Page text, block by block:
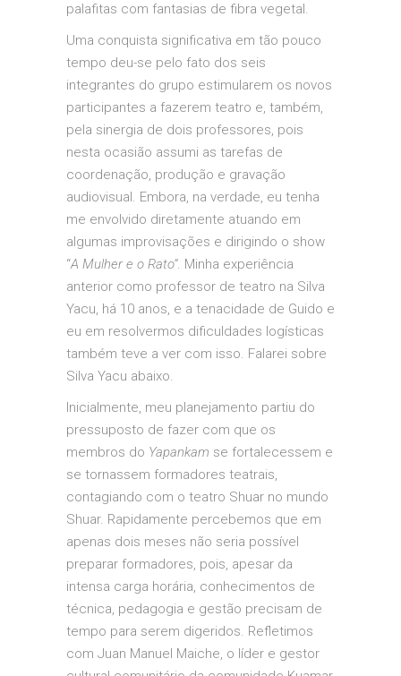
palafitas com fantasias de fibra vegetal.
Uma conquista significativa em tão pouco
tempo deu-se pelo fato dos seis
integrantes do grupo estimularem os novos
participantes a fazerem teatro e, também,
pela sinergia de dois professores, pois
nesta ocasião assumi as tarefas de
coordenação, produção e gravação
audiovisual. Embora, na verdade, eu tenha
me envolvido diretamente atuando em
algumas improvisações e dirigindo o show
“A Mulher e o Rato”. Minha experiência
anterior como professor de teatro na Silva
Yacu, há 10 anos, e a tenacidade de Guido e
eu em resolvermos dificuldades logísticas
também teve a ver com isso. Falarei sobre
Silva Yacu abaixo.
Inicialmente, meu planejamento partiu do
pressuposto de fazer com que os
membros do Yapankam se fortalecessem e
se tornassem formadores teatrais,
contagiando com o teatro Shuar no mundo
Shuar. Rapidamente percebemos que em
apenas dois meses não seria possível
preparar formadores, pois, apesar da
intensa carga horária, conhecimentos de
técnica, pedagogia e gestão precisam de
tempo para serem digeridos. Refletimos
com Juan Manuel Maiche, o líder e gestor